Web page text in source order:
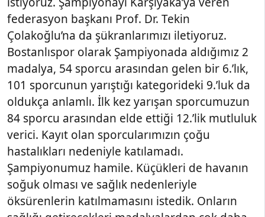
federasyon başkanı Prof. Dr. Tekin
Çolakoğlu’na da şükranlarımızı iletiyoruz.
Bostanlıspor olarak Şampiyonada aldığımız 2
madalya, 54 sporcu arasından gelen bir 6.’lık,
101 sporcunun yarıştığı kategorideki 9.’luk da
oldukça anlamlı. İlk kez yarışan sporcumuzun
84 sporcu arasından elde ettiği 12.’lik mutluluk
verici. Kayıt olan sporcularımızın çoğu
hastalıkları nedeniyle katılamadı.
Şampiyonumuz hamile. Küçükleri de havanın
soğuk olması ve sağlık nedenleriyle
öksürenlerin katılmamasını istedik. Onların